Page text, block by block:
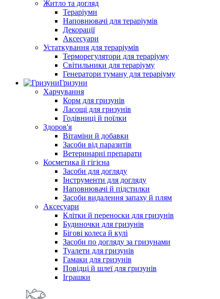
Житло та догляд
Тераріуми
Наповнювачі для тераріумів
Декорації
Аксесуари
Устаткування для тераріумів
Терморегулятори для тераріуму
Світильники для тераріуму
Генератори туману для тераріуму
Гризуни
Харчування
Корм для гризунів
Ласощі для гризунів
Годівниці й поїлки
Здоров'я
Вітаміни й добавки
Засоби від паразитів
Ветеринарні препарати
Косметика й гігієна
Засоби для догляду
Інструменти для догляду
Наповнювачі й підстилки
Засоби видалення запаху й плям
Аксесуари
Клітки й переноски для гризунів
Будиночки для гризунів
Бігові колеса й кулі
Засоби по догляду за гризунами
Туалети для гризунів
Гамаки для гризунів
Повідці й шлеї для гризунів
Іграшки